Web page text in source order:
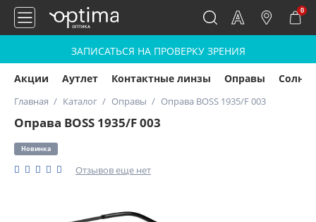
0
ЗАПИСАТЬСЯ НА ПРОВЕРКУ ЗРЕНИЯ
Акции Аутлет Контактные линзы Оправы
Главная Каталог Оправы Оправа BOSS 1935/F 003
Оправа BOSS 1935/F 003
Новинка
Отзывов еще нет